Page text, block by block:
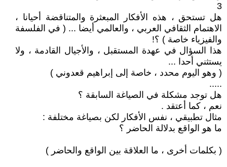
3
هل تستحق ، هذه الأفكار المبعثرة والمتناقضة أحيانا ،
الاهتمام الثقافي العربي ، والعالمي أيضا ... ( في الفلسفة
والفيزياء خاصة ) ؟!
هذا السؤال في عهدة المستقبل ، والأجيال القادمة ، ولا
يستثني أحدا ...
( وهو اليوم محدد ، خاصة إلى إبراهيم قعدوني )
.....
هل توجد مشكلة في الصياغة السابقة ؟
نعم ، كما أعتقد .
مثال تطبيقي ، نفس الأفكار لكن بصياغة مختلفة :
ما هو الواقع بدلالة الحاضر ؟
( بكلمات أخرى ، ما العلاقة بين الواقع والحاضر )